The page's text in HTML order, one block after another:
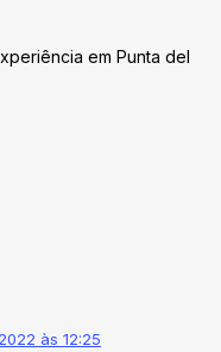
em Punta del
às 12:25